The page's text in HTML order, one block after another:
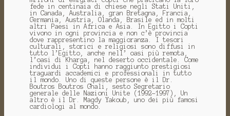
fede in centinaia di chiese negli Stati Uniti,
in Canada, Australia, gran Bretagna, Francia,
Germania, Austria, Olanda, Brasile ed in molti
altri Paesi in Africa e Asia. In Egitto i Copti
vivono in ogni provincia e non c’è provincia
dove rappresentino la maggioranza. I tesori
culturali, storici e religiosi sono diffusi in
tutto l’Egitto, anche nell’ oasi più remota,
l’oasi di Kharga, nel deserto occidentale. Come
individui i Copti hanno raggiunto prestigiosi
traguardi accademici e professionali in tutto
il mondo. Uno di queste persone è il Dr.
Boutros Boutros Ghali, sesto Segretario
generale delle Nazioni Unite (1992-1997), Un
altro è il Dr. Magdy Yakoub, uno dei più famosi
cardiologi al mondo.